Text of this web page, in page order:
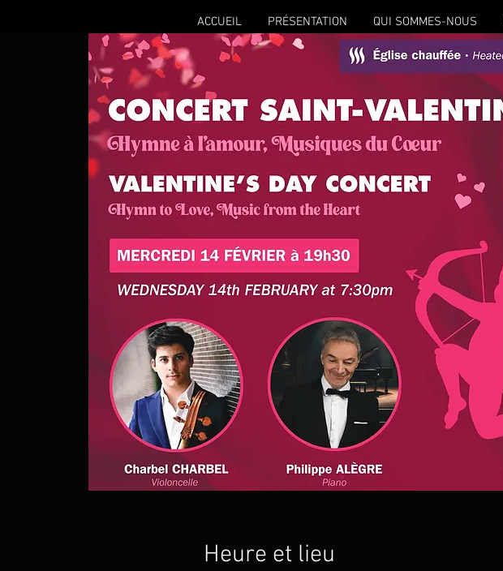
ACCUEIL PRÉSENTATION QUI SOMMES-NOUS
Heure et lieu